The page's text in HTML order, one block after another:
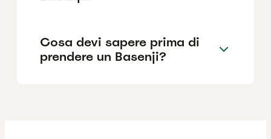
Cosa devi sapere prima di
prendere un Basenji?